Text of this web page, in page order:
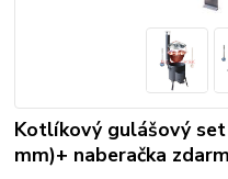
Kotlíkový gulášový
mm)+ naberačka